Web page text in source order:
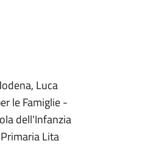
Luca
le Famiglie -
dell'Infanzia
Lita